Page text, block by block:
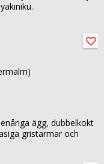
ägg, dubbelkokt
gristarmar och